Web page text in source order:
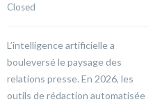
Closed
L’intelligence artificielle a
bouleversé le paysage des
relations presse. En 2026, les
outils de rédaction automatisée